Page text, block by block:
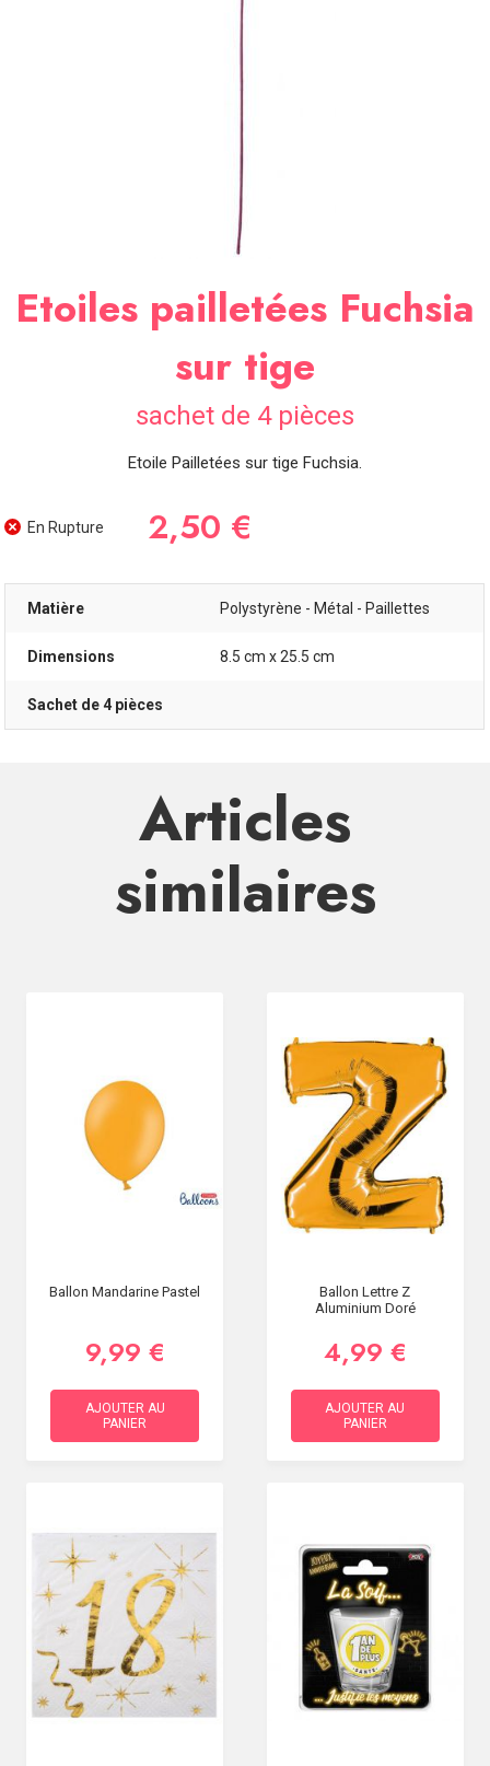
Etoiles pailletées Fuchsia
sur tige
sachet de 4 pièces
Etoile Pailletées sur tige Fuchsia.
En Rupture 2,50 €
Matière Polystyrène - Métal - Paillettes
Dimensions 8.5 cm x 25.5 cm
Sachet de 4 pièces
Articles
similaires
Ballon Mandarine Pastel
9,99 €
AJOUTER AU
PANIER
Ballon Lettre Z
Aluminium Doré
4,99 €
AJOUTER AU
PANIER